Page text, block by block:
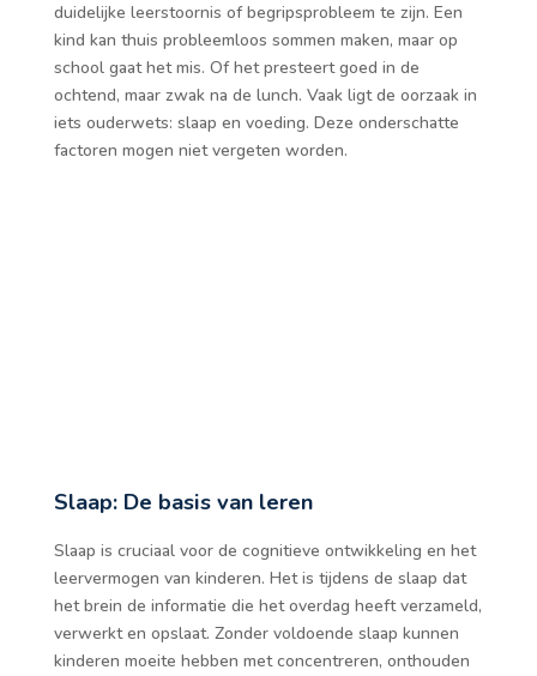
duidelijke leerstoornis of begripsprobleem te zijn. Een
kind kan thuis probleemloos sommen maken, maar op
school gaat het mis. Of het presteert goed in de
ochtend, maar zwak na de lunch. Vaak ligt de oorzaak in
iets ouderwets: slaap en voeding. Deze onderschatte
factoren mogen niet vergeten worden.
Slaap: De basis van leren
Slaap is cruciaal voor de cognitieve ontwikkeling en het
leervermogen van kinderen. Het is tijdens de slaap dat
het brein de informatie die het overdag heeft verzameld,
verwerkt en opslaat. Zonder voldoende slaap kunnen
kinderen moeite hebben met concentreren, onthouden